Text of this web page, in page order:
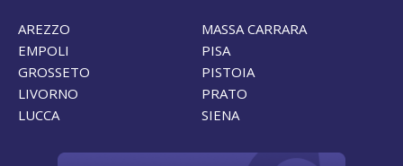
AREZZO
EMPOLI
GROSSETO
LIVORNO
LUCCA
MASSA CARRARA
PISA
PISTOIA
PRATO
SIENA